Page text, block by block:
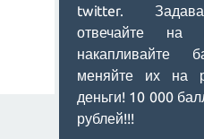
twitter.
отвечайте на
накапливайте
меняйте их на
деньги! 10 000
рублей!!!